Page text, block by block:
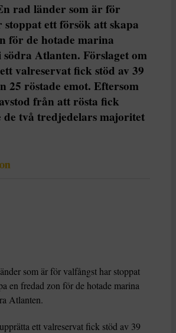
rad länder som är för
ett försök att skapa
för de hotade marina
Atlanten. Förslaget om
valreservat fick stöd av 39
25 röstade emot. Eftersom
från att rösta fick
de två tredjedelars majoritet
som är för valfångst har stoppat
en fredad zon för de hotade marina
Atlanten.
ett valreservat fick stöd av 39